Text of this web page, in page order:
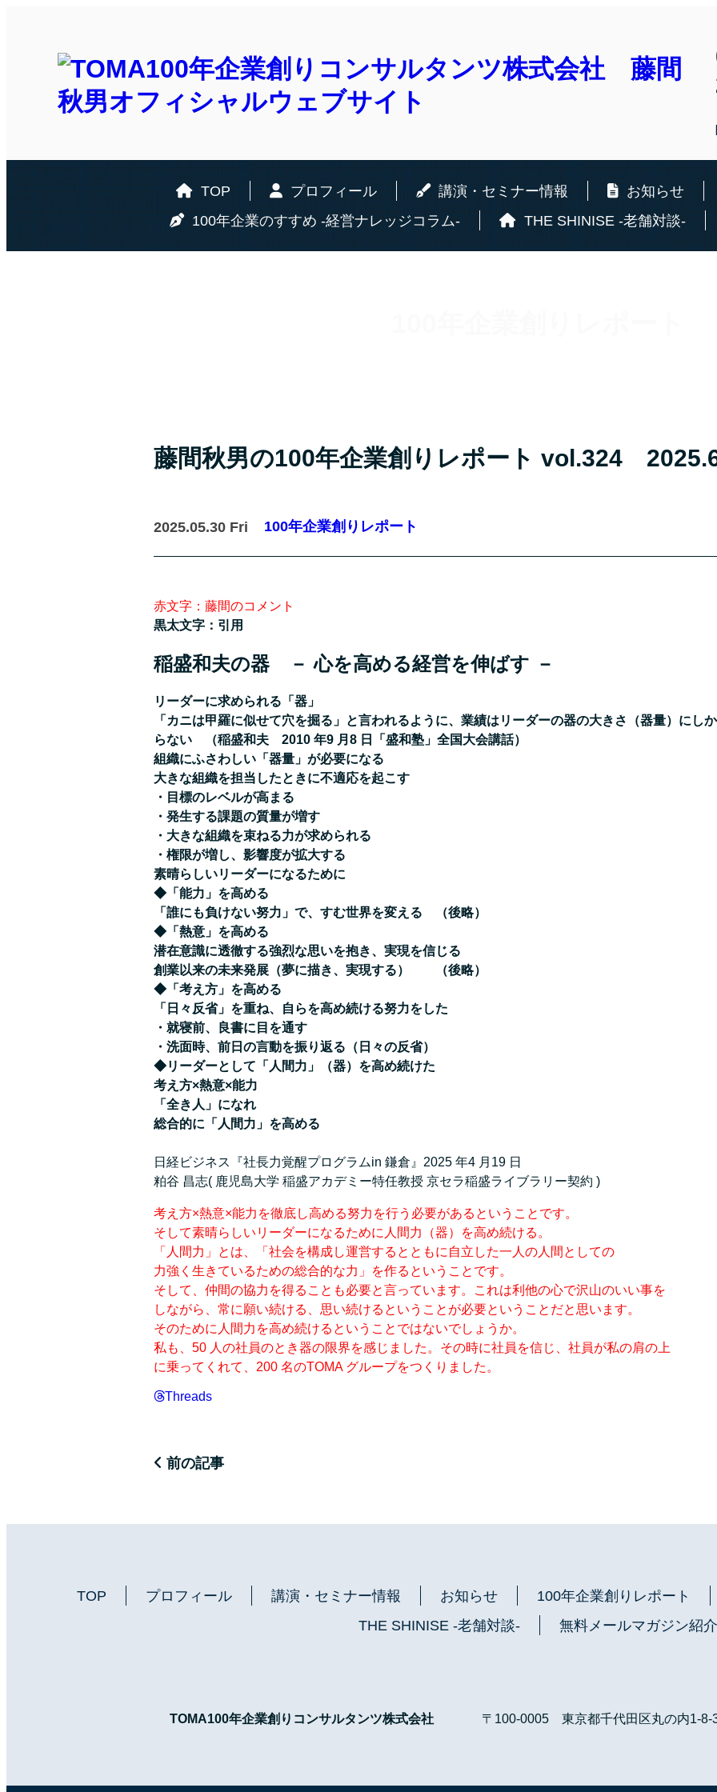
TOP プロフィール 講演・セミナー情報
お知らせ
100年企業のすすめ -経営ナレッジコラム-
THE SHINISE -老舗対談-
藤間秋男の100年企業創りレポート vol.324
2025.05.30 Fri 100年企業創りレポート
赤文字：藤間のコメント
黒太文字：引用
稲盛和夫の器 － 心を高める経営を伸ばす －
リーダーに求められる「器」
「カニは甲羅に似せて穴を掘る」と言われるように、業績はリーダーの器の大きさ（器量）にし
らない （稲盛和夫 2010 年9 月8 日「盛和塾」全国大会講話）
組織にふさわしい「器量」が必要になる
大きな組織を担当したときに不適応を起こす
・目標のレベルが高まる
・発生する課題の質量が増す
・大きな組織を束ねる力が求められる
・権限が増し、影響度が拡大する
素晴らしいリーダーになるために
◆「能力」を高める
「誰にも負けない努力」で、すむ世界を変える （後略）
◆「熱意」を高める
潜在意識に透徹する強烈な思いを抱き、実現を信じる
創業以来の未来発展（夢に描き、実現する） （後略）
◆「考え方」を高める
「日々反省」を重ね、自らを高め続ける努力をした
・就寝前、良書に目を通す
・洗面時、前日の言動を振り返る（日々の反省）
◆リーダーとして「人間力」（器）を高め続けた
考え方×熱意×能力
「全き人」になれ
総合的に「人間力」を高める
日経ビジネス『社長力覚醒プログラムin 鎌倉』2025 年4 月19 日
粕谷 昌志( 鹿児島大学 稲盛アカデミー特任教授 京セラ稲盛ライブラリー契約 )
考え方×熱意×能力を徹底し高める努力を行う必要があるということです。
そして素晴らしいリーダーになるために人間力（器）を高め続ける。
「人間力」とは、「社会を構成し運営するとともに自立した一人の人間としての
力強く生きているための総合的な力」を作るということです。
そして、仲間の協力を得ることも必要と言っています。これは利他の心で沢山のいい事を
しながら、常に願い続ける、思い続けるということが必要ということだと思います。
そのために人間力を高め続けるということではないでしょうか。
私も、50 人の社員のとき器の限界を感じました。その時に社員を信じ、社員が私の肩の上
に乗ってくれて、200 名のTOMA グループをつくりました。
Threads
前の記事
TOP プロフィール 講演・セミナー情報 お知らせ
100年企業創りレポート
THE SHINISE -老舗対談-
無料メールマガジン紹介
TOMA100年企業創りコンサルタンツ株式会社 〒100-0005 東京都千代田区丸の内1-